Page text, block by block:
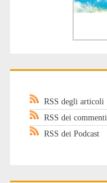
RSS degli articoli
RSS dei commenti
RSS dei Podcast